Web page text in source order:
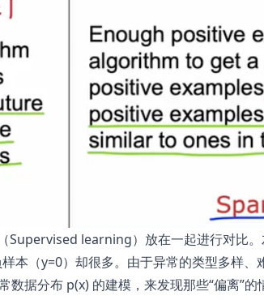
learning）放在一起进行对比
本（y=0）却很多。由于异常的类型多样、
据分布 p(x) 的建模，来发现那些“偏离”的